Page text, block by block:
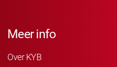
Meer info
Over KYB